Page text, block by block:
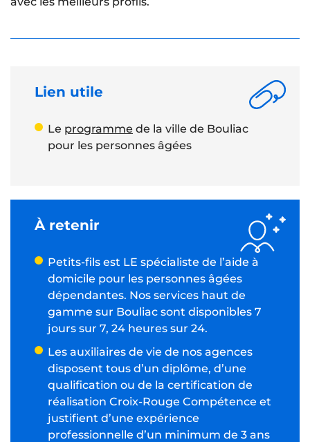
Lien utile
Le programme de la ville de Bouliac
pour les personnes âgées
À retenir
Petits-fils est LE spécialiste de l’aide à
domicile pour les personnes âgées
dépendantes. Nos services haut de
gamme sur Bouliac sont disponibles 7
jours sur 7, 24 heures sur 24.
Les auxiliaires de vie de nos agences
disposent tous d’un diplôme, d’une
qualification ou de la certification de
réalisation Croix-Rouge Compétence et
justifient d’une expérience
professionnelle d’un minimum de 3 ans